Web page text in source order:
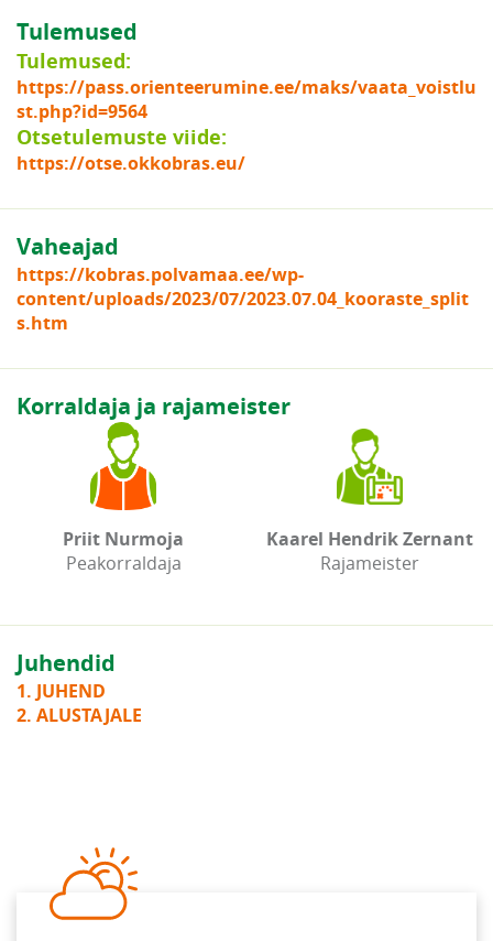
Tulemused
Tulemused:
https://pass.orienteerumine.ee/maks/vaata_voistlu
st.php?id=9564
Otsetulemuste viide:
https://otse.okkobras.eu/
Vaheajad
https://kobras.polvamaa.ee/wp-
content/uploads/2023/07/2023.07.04_kooraste_split
s.htm
Korraldaja ja rajameister
Priit Nurmoja
Peakorraldaja
Kaarel Hendrik Zernant
Rajameister
Juhendid
1. JUHEND
2. ALUSTAJALE